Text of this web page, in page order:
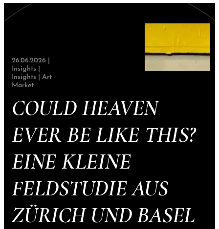
26.06.2026 |
Insights
Insights
Art
Market
COULD HEAVEN
EVER BE LIKE THIS?
EINE KLEINE
FELDSTUDIE AUS
ZÜRICH UND BASEL